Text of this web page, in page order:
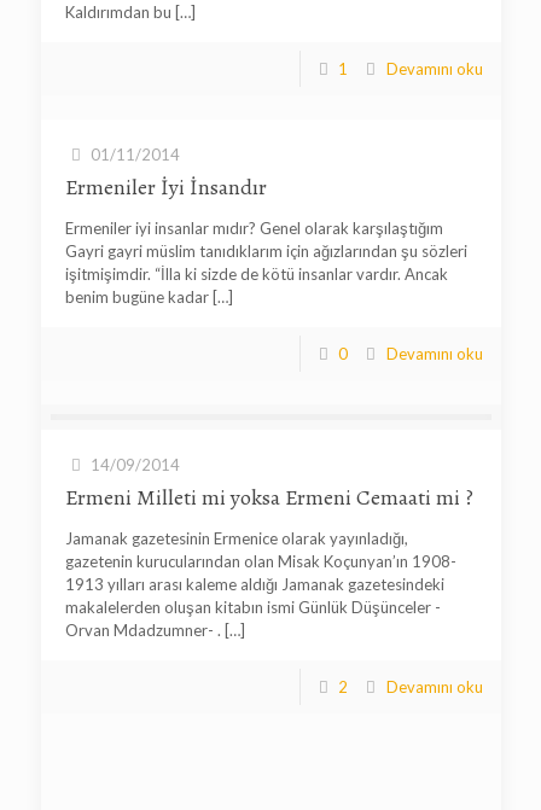
Kaldırımdan bu […]
1 Devamını oku
01/11/2014
Ermeniler İyi İnsandır
Ermeniler iyi insanlar mıdır? Genel olarak karşılaştığım
Gayri gayri müslim tanıdıklarım için ağızlarından şu sözleri
işitmişimdir. “İlla ki sizde de kötü insanlar vardır. Ancak
benim bugüne kadar[…]
0 Devamını oku
14/09/2014
Ermeni Milleti mi yoksa Ermeni Cemaati mi ?
Jamanak gazetesinin Ermenice olarak yayınladığı,
gazetenin kurucularından olan Misak Koçunyan’ın 1908-
1913 yılları arası kaleme aldığı Jamanak gazetesindeki
makalelerden oluşan kitabın ismi Günlük Düşünceler -
Orvan Mdadzumner- . […]
2 Devamını oku